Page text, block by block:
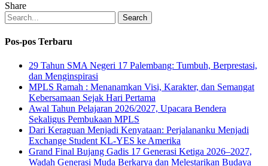
Share
Search
Pos-pos Terbaru
29 Tahun SMA Negeri 17 Palembang: Tumbuh, Berprestasi,
dan Menginspirasi
MPLS Ramah : Menanamkan Visi, Karakter, dan Semangat
Kebersamaan Sejak Hari Pertama
Awal Tahun Pelajaran 2026/2027, Upacara Bendera
Sekaligus Pembukaan MPLS
Dari Keraguan Menjadi Kenyataan: Perjalananku Menjadi
Exchange Student KL-YES ke Amerika
Grand Final Bujang Gadis 17 Generasi Ketiga 2026–2027,
Wadah Generasi Muda Berkarya dan Melestarikan Budaya